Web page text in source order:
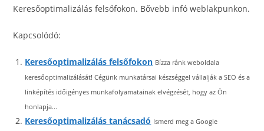
Keresőoptimalizálás felsőfokon. Bővebb infó weblakpunkon.
Kapcsolódó:
Keresőoptimalizálás felsőfokon Bízza ránk weboldala
keresőoptimalizálását! Cégünk munkatársai készséggel vállalják a SEO és a
linképítés időigényes munkafolyamatainak elvégzését, hogy az Ön
honlapja...
Keresőoptimalizálás tanácsadó Ismerd meg a Google